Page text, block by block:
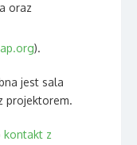
oraz
).
jest sala
projektorem.
kontakt z